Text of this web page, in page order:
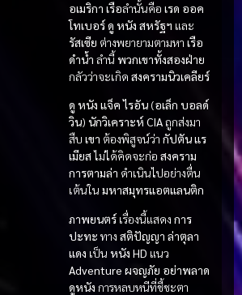
อเมริกา เรือลำนั้นคือ เรด ออค
โทเบอร์ดู หนัง สหรัฐฯ และ
รัสเซีย ต่างพยายามตามหา เรือ
ดำน้ำ ลำนี้ พวกเขาทั้งสองฝ่าย
กลัวว่าจะเกิด สงครามนิวเคลียร์
ดู หนัง แจ็ค ไรอัน (อเล็ก บอลด์
วิน) นักวิเคราะห์ CIAถูกส่งมา
สืบ เขา ต้องพิสูจน์ว่า กัปตัน แร
เมียสไม่ได้คิดจะก่อ สงคราม
การตามล่า ดำเนินไปอย่างตื่น
เต้นใน มหาสมุทรแอตแลนติก
ภาพยนตร์เรื่องนี้แสดง การ
ปะทะ ทาง สติปัญญา ล่าตุลา
แดง เป็น หนัง HD แนว
Adventure ผจญภัย อย่าพลาด
ดูหนัง การหลบหนีที่ชี้ชะตา